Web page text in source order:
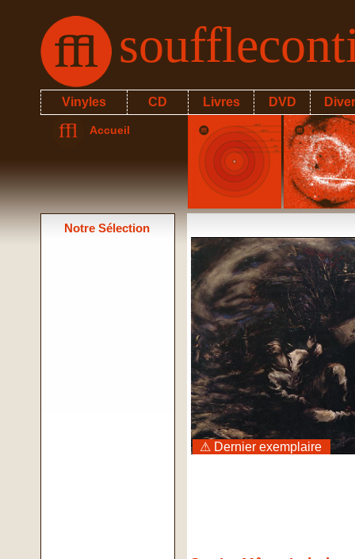
Vinyles CD Livres DVD
Accueil
Notre Sélection
⚠ Dernier exemplaire